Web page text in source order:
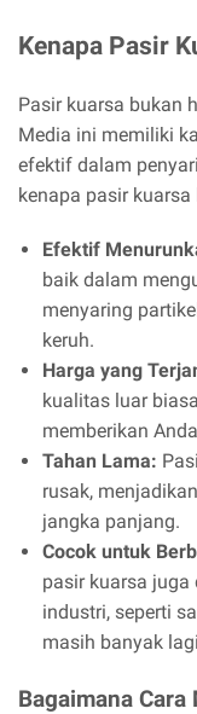
Kenapa Pasir
Pasir kuarsa bukan
Media ini memiliki
efektif dalam
kenapa pasir
Efektif
baik dalam
menyaring
keruh.
Harga yang
kualitas luar
memberikan
Tahan Lama:
rusak,
jangka panjang.
Cocok untuk
pasir kuarsa
industri, seperti
masih banyak
Bagaimana